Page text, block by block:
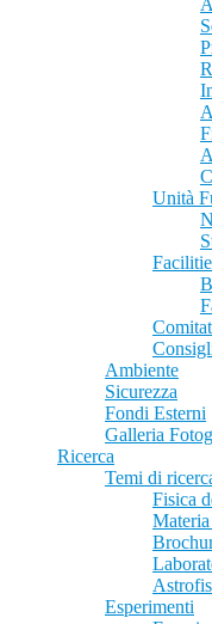
Unità
Ambiente
Sicurezza
Fondi Esterni
Galleria
Ricerca
Temi di
Fisica
Esperimenti